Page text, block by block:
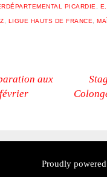
PICARDIE
LIGUE HAUTS DE FRANCE
aux
Proudly